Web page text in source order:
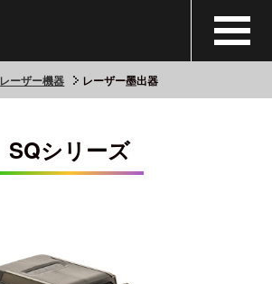
レーザー機器 レーザー墨出器
SQシリーズ